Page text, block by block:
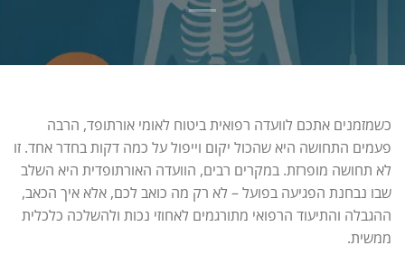
כשמזמנים אתכם לוועדה רפואית ביטוח לאומי אורתופד, הרבה
פעמים התחושה היא שהכול יקום וייפול על כמה דקות בחדר אחד. זו
לא תחושה מופרזת. במקרים רבים, הוועדה האורתופדית היא השלב
שבו נבחנת הפגיעה בפועל – לא רק מה כואב לכם, אלא איך הכאב,
ההגבלה והתיעוד הרפואי מתורגמים לאחוזי נכות ולהשלכה כלכלית
ממשית.